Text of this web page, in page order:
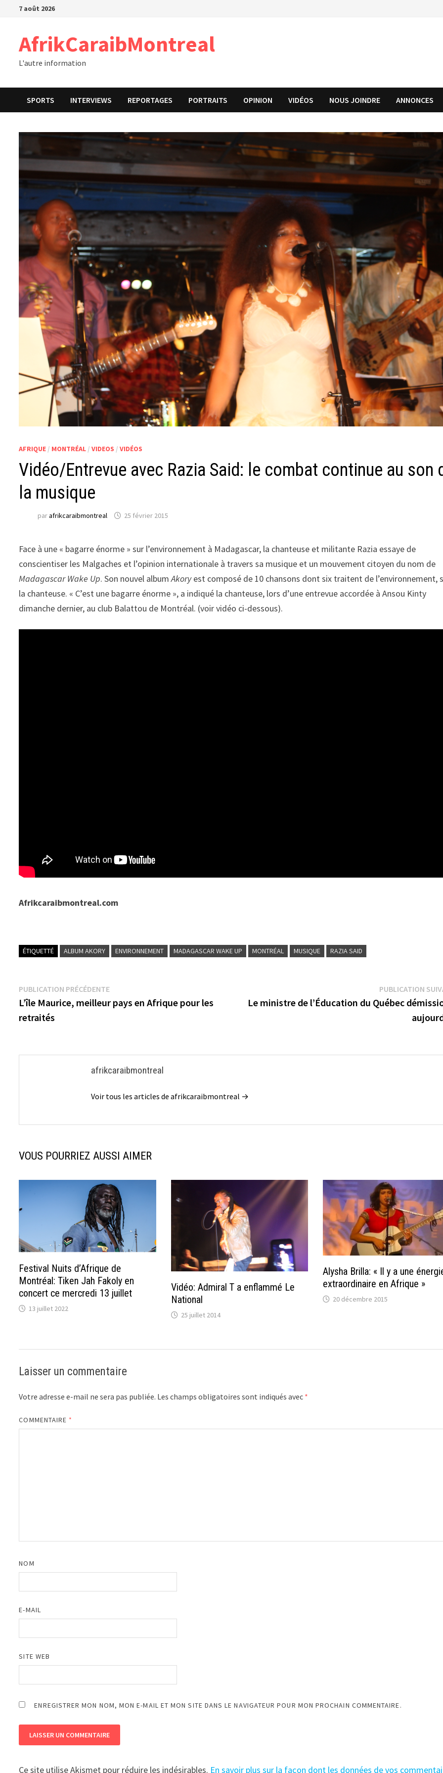
Passer7 août 2026
AfrikCaraibMontreal
L'autre information
SPORTS INTERVIEWS REPORTAGES PORTRAITS OPINION VIDÉOS NOUS JOINDRE ANNONCES
AFRIQUE / MONTRÉAL /VIDEOS /VIDÉOS
Vidéo/Entrevue avec Razia Said: le combat continue au son
la musique
parafrikcaraibmontreal 25 février 2015
Face à une « bagarre énorme » sur l’environnement à Madagascar, la chanteuse et militante Razia essaye de
conscientiser les Malgaches et l’opinion internationale à travers sa musique et un mouvement citoyen du nom de
Madagascar Wake Up. Son nouvel albumAkoryest composé de 10 chansons dont six traitent de l’environnement,
la chanteuse. « C’est une bagarre énorme », a indiqué la chanteuse, lors d’une entrevue accordée à Ansou Kinty
dimanche dernier, au club Balattou de Montréal. (voir vidéo ci-dessous).
Afrikcaraibmontreal.com
ÉTIQUETTÉ ALBUM AKORY ENVIRONNEMENT MADAGASCAR WAKE UP MONTRÉAL MUSIQUE RAZIA SAID
Navigation
de
PUBLICATION PRÉCÉDENTEPublication
précédente :
L’île Maurice, meilleur pays en Afrique pour les
retraités
PUBLICATION
Le ministre de l’Éducation du Québec
afrikcaraibmontreal
Voir tous les articles de afrikcaraibmontreal →
VOUS POURRIEZ AUSSI AIMER
Festival Nuits d’Afrique de
Montréal: Tiken Jah Fakoly en
concert ce mercredi 13 juillet
13 juillet 2022
Vidéo: Admiral T a enflammé Le
National
25 juillet 2014
Alysha Brilla: « Il y a une
extraordinaire en Afrique »
20 décembre 2015
Laisser un commentaire
Votre adresse e-mail ne sera pas publiée. Les champs obligatoires sont indiqués avec *
COMMENTAIRE *
NOM
E-MAIL
SITE WEB
ENREGISTRER MON NOM, MON E-MAIL ET MON SITE DANS LE NAVIGATEUR POUR MON PROCHAIN COMMENTAIRE.
Ce site utilise Akismet pour réduire les indésirables. En savoir plus sur la façon dont les données de vos